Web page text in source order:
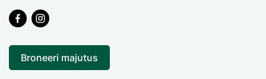
Broneeri majutus